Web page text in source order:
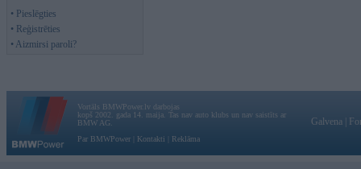
• Pieslēgties
• Reģistrēties
• Aizmirsi paroli?
Vortāls BMWPower.lv darbojas
kopš 2002. gada 14. maija. Tas nav auto klubs un nav saistīts ar
BMW AG.
Par BMWPower
Kontakti Reklāma
Galvena